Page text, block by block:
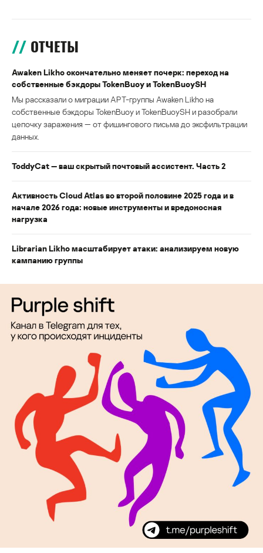
ОТЧЕТЫ
Awaken Likho окончательно меняет почерк: переход на
собственные бэкдоры TokenBuoy и TokenBuoySH
Мы рассказали о миграции APT-группы Awaken Likho на
собственные бэкдоры TokenBuoy и TokenBuoySH и разобрали
цепочку заражения — от фишингового письма до эксфильтрации
данных.
ToddyCat — ваш скрытый почтовый ассистент. Часть 2
Активность Cloud Atlas во второй половине 2025 года и в
начале 2026 года: новые инструменты и вредоносная
нагрузка
Librarian Likho масштабирует атаки: анализируем новую
кампанию группы